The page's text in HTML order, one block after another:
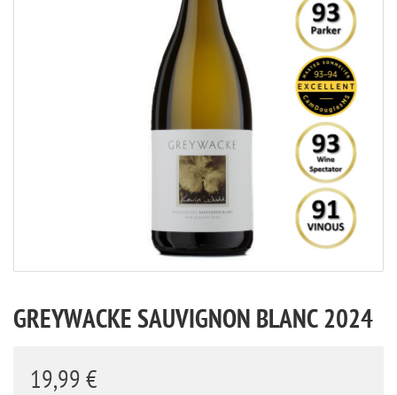
GREYWACKE SAUVIGNON BLANC 2024
19,99 €